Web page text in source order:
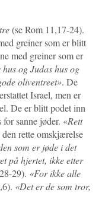
(se Rom 11,17-24).
greiner som er blitt
med greiner som er
og Judas hus og
oliventreet». De
Israel, men er
De er blitt podet inn
sanne jøder. «Rett
den rette omskjærelse
som er jøde i det
på hjertet, ikke etter
29). «For ikke alle
«Det er de som tror,